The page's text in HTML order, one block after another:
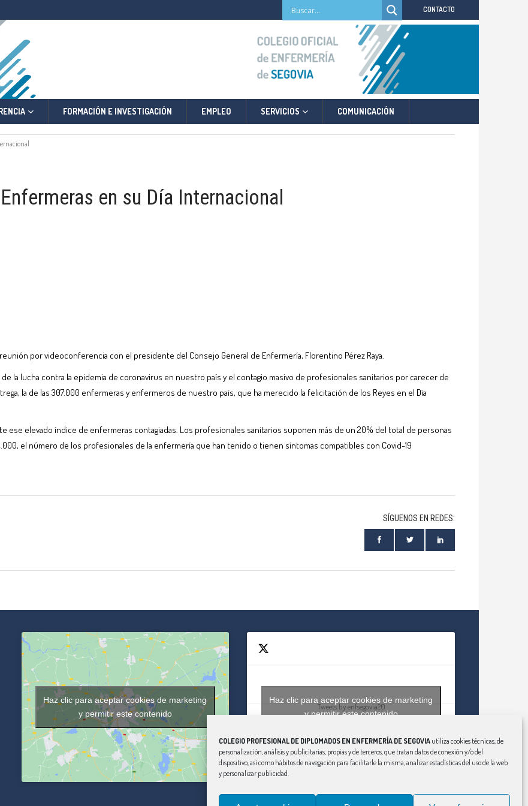
COLEGIO PROFESIONAL DE DIPLOMADOS EN ENFERMERÍA DE SEGOVIA utiliza cookies técnicas, de
personalización, análisis y publicitarias, propias y de terceros, que tratan datos de conexión y/o del
dispositivo, así como hábitos de navegación para facilitarle la misma, analizar estadísticas del uso de la web
y personalizar publicidad.
CONTACTO
FORMACIÓN E INVESTIGACIÓN EMPLEO SERVICIOS COMUNICACIÓN
en su Día Internacional
por videoconferencia con el presidente del Consejo General de Enfermería, Florentino Pérez Raya.
la lucha contra la epidemia de coronavirus en nuestro país y el contagio masivo de profesionales sanitarios por carecer de
la de las 307.000 enfermeras y enfermeros de nuestro país, que ha merecido la felicitación de los Reyes en el Día
ese elevado índice de enfermeras contagiadas. Los profesionales sanitarios suponen más de un 20% del total de personas
el número de los profesionales de la enfermería que han tenido o tienen síntomas compatibles con Covid-19
SÍGUENOS EN REDES:
Haz clic para aceptar cookies de marketing
y permitir este contenido
Tweets by enfsegovia20
Haz clic para aceptar cookies de marketing
y permitir este contenido